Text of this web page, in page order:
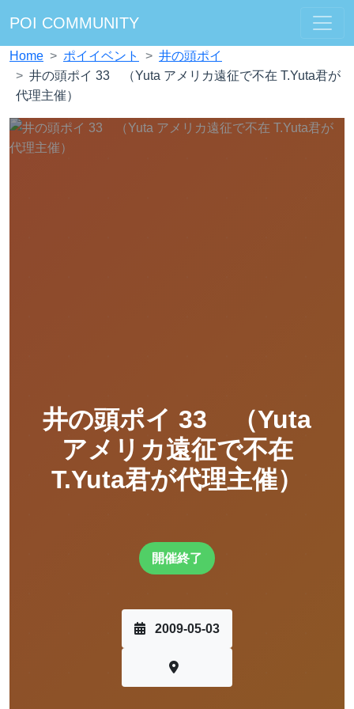
POI COMMUNITY
Home ポイイベント
井の頭ポイ
井の頭ポイ 33 （Yuta アメリカ遠征で不在 T.Yuta君が
代理主催）
井の頭ポイ 33 （Yuta
アメリカ遠征で不在
T.Yuta君が代理主催）
開催終了
2009-05-03